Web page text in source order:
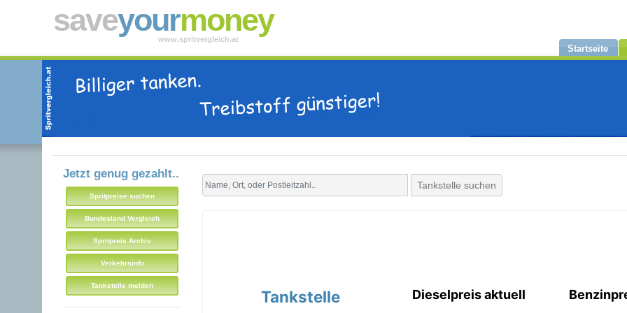
saveyourmoney
www.spritvergleich.at
Startseite
Jetzt genug gezahlt..
Spritpreise suchen
Bundesland Vergleich
Spritpreis Archiv
Verkehrsinfo
Tankstelle melden
Tankstelle suchen
Tankstelle
Dieselpreis aktuell